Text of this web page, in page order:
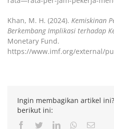
Khan, M. H. (2024). Kemiskinan
Berkembang Implikasi terhadap
Monetary Fund.
https://www.imf.org/external/
Ingin membagikan artikel
berikut ini:
Facebook
TwitterLinkedInWhatsapp
Email